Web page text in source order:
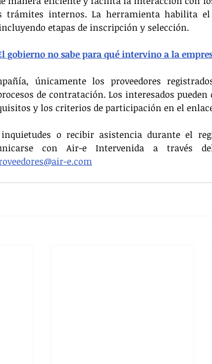
trámites internos. La herramienta habilita el
etapas de inscripción y selección.
gobierno no sabe para qué intervino a la
únicamente los proveedores
de contratación. Los interesados
y los criterios de participación en el
o recibir asistencia durante el
e.com